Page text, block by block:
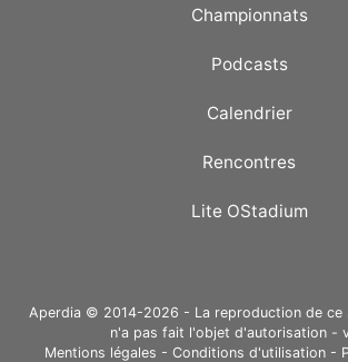
Championnats
Podcasts
Calendrier
Rencontres
Lite OStadium
Aperdia © 2014-2026 - La reproduction de ce
n'a pas fait l'objet d'autorisation -
Mentions légales - Conditions d'utilisation-